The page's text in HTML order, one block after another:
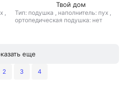
,
Твой дом
Тип: подушка , наполнитель: пух ,
ортопедическая подушка: нет
еще
2 3 4